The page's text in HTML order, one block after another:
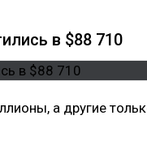
в $88 710
а другие